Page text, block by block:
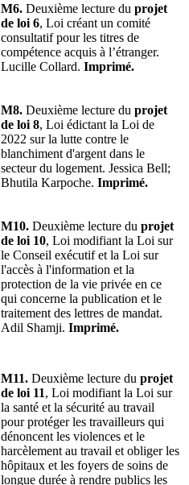
M6. Deuxième lecture du projet
de loi 6, Loi créant un comité
consultatif pour les titres de
compétence acquis à l’étranger.
Lucille Collard. Imprimé.
M8. Deuxième lecture du projet
de loi 8, Loi édictant la Loi de
2022 sur la lutte contre le
blanchiment d'argent dans le
secteur du logement. Jessica Bell;
Bhutila Karpoche. Imprimé.
M10. Deuxième lecture du projet
de loi 10, Loi modifiant la Loi sur
le Conseil exécutif et la Loi sur
l'accès à l'information et la
protection de la vie privée en ce
qui concerne la publication et le
traitement des lettres de mandat.
Adil Shamji. Imprimé.
M11. Deuxième lecture du projet
de loi 11, Loi modifiant la Loi sur
la santé et la sécurité au travail
pour protéger les travailleurs qui
dénoncent les violences et le
harcèlement au travail et obliger les
hôpitaux et les foyers de soins de
longue durée à rendre publics les